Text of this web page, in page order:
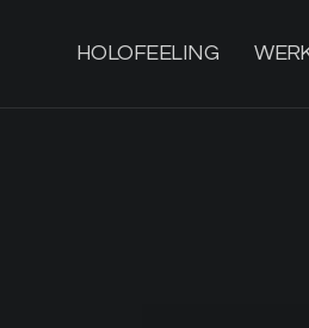
HOLOFEELING